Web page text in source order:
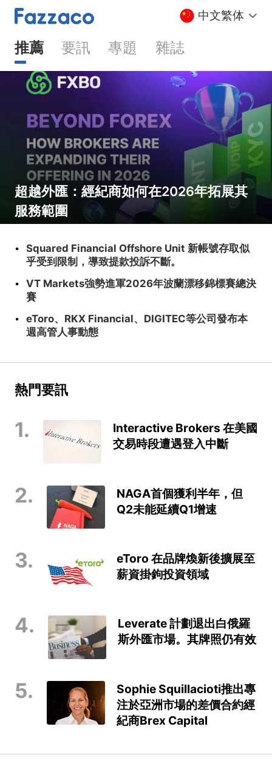
推薦 要訊 專題 雜誌
中文繁体
超越外匯：經紀商如何在2026年拓展其
服務範圍
· Squared Financial Offshore Unit 新帳號存取似
乎受到限制，導致提款投訴不斷。
· VT Markets強勢進軍2026年波蘭漂移錦標賽總決
賽
· eToro、RKX Financial、DIGITEC等公司發布本
週高管人事動態
熱門要訊
1.
Interactive Brokers 在美國
交易時段遭遇登入中斷
2.
NAGA首個獲利半年，但
Q2未能延續Q1增速
3.
eToro 在品牌煥新後擴展至
薪資掛鉤投資領域
4.
Leverate 計劃退出白俄羅
斯外匯市場。其牌照仍有效
5.
Sophie Squillacioti推出專
注於亞洲市場的差價合約經
紀商Brex Capital